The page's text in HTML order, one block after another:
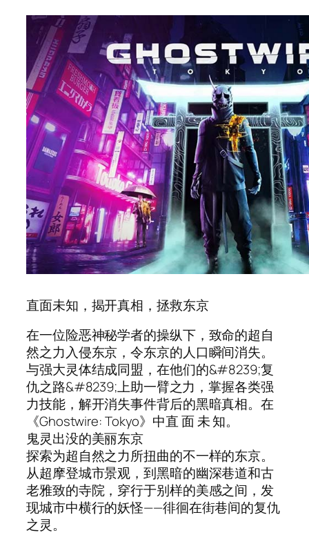
直面未知，揭开真相，拯救东京
在一位险恶神秘学者的操纵下，致命的超自
然之力入侵东京，令东京的人口瞬间消失。
与强大灵体结成同盟，在他们的&#8239;复
仇之路&#8239;上助一臂之力，掌握各类强
力技能，解开消失事件背后的黑暗真相。在
《Ghostwire: Tokyo》中直 面 未 知。
鬼灵出没的美丽东京
探索为超自然之力所扭曲的不一样的东京。
从超摩登城市景观，到黑暗的幽深巷道和古
老雅致的寺院，穿行于别样的美感之间，发
现城市中横行的妖怪——徘徊在街巷间的复仇
之灵。